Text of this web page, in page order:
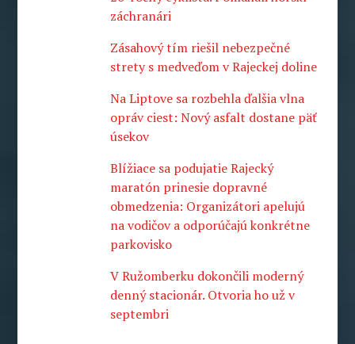
záchranári
Zásahový tím riešil nebezpečné
strety s medveďom v Rajeckej doline
Na Liptove sa rozbehla ďalšia vlna
opráv ciest: Nový asfalt dostane päť
úsekov
Blížiace sa podujatie Rajecký
maratón prinesie dopravné
obmedzenia: Organizátori apelujú
na vodičov a odporúčajú konkrétne
parkovisko
V Ružomberku dokončili moderný
denný stacionár. Otvoria ho už v
septembri